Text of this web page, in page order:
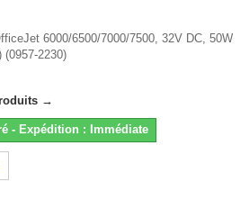
6000/6500/7000/7500, 32V DC, 50W
(0957-2230)
→
- Expédition : Immédiate